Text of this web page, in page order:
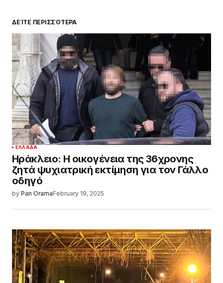
ΔΕΊΤΕ ΠΕΡΙΣΣΌΤΕΡΑ
ΕΛΛΆΔΑ
Ηράκλειο: Η οικογένεια της 36χρονης
ζητά ψυχιατρική εκτίμηση για τον Γάλλο
οδηγό
by Pan OramaFebruary 19, 2025